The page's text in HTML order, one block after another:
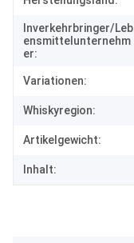
Inverkehrbringer/Leb
ensmittelunternehm
er:
Variationen:
Whiskyregion:
Artikelgewicht:
Inhalt: